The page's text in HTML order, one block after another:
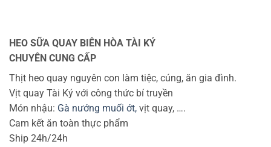
HEO SỮA QUAY BIÊN HÒA TÀI KÝ
CHUYÊN CUNG CẤP
Thịt heo quay nguyên con làm tiệc, cúng, ăn gia đình.
Vịt quay Tài Ký với công thức bí truyền
Món nhậu: Gà nướng muối ớt, vịt quay, ….
Cam kết ăn toàn thực phẩm
Ship 24h/24h